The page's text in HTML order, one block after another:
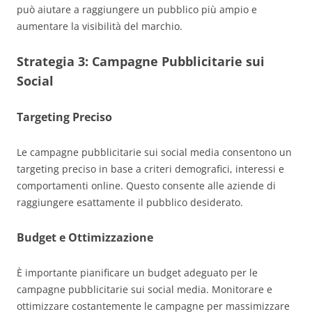
può aiutare a raggiungere un pubblico più ampio e
aumentare la visibilità del marchio.
Strategia 3: Campagne Pubblicitarie sui
Social
Targeting Preciso
Le campagne pubblicitarie sui social media consentono un
targeting preciso in base a criteri demografici, interessi e
comportamenti online. Questo consente alle aziende di
raggiungere esattamente il pubblico desiderato.
Budget e Ottimizzazione
È importante pianificare un budget adeguato per le
campagne pubblicitarie sui social media. Monitorare e
ottimizzare costantemente le campagne per massimizzare